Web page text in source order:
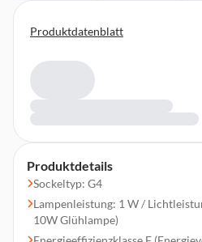
Produktdetails
Sockeltyp: G4
Lampenleistung: 1 W /
10W Glühlampe)
Produktdatenblatt